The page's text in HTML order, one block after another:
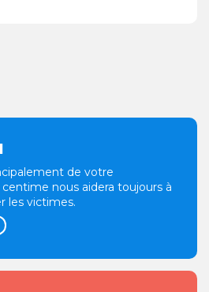
de votre
nous aidera toujours à
les victimes.